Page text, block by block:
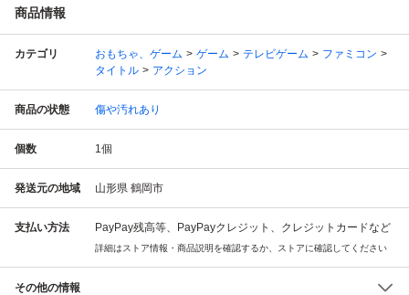
商品情報
カテゴリ おもちゃ、ゲーム ゲーム テレビゲーム
ファミコン
タイトル
アクション
商品の状態 傷や汚れあり
個数 1個
発送元の地域 山形県 鶴岡市
支払い方法 PayPay残高等、PayPayクレジット、クレジットカードなど
詳細はストア情報・商品説明を確認するか、ストアに確認してください
その他の情報